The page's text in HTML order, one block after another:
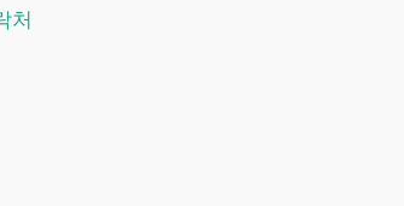
처